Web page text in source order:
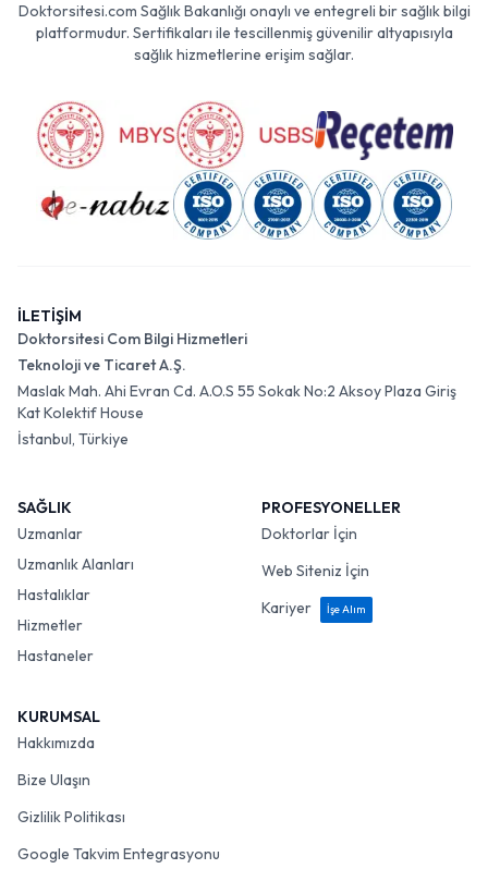
Doktorsitesi.com Sağlık Bakanlığı onaylı ve entegreli bir sağlık bilgi
platformudur. Sertifikaları ile tescillenmiş güvenilir altyapısıyla
sağlık hizmetlerine erişim sağlar.
İLETİŞİM
Doktorsitesi Com Bilgi Hizmetleri
Teknoloji ve Ticaret A.Ş.
Maslak Mah. Ahi Evran Cd. A.O.S 55 Sokak No:2 Aksoy Plaza Giriş
Kat Kolektif House
İstanbul, Türkiye
SAĞLIK
Uzmanlar
Uzmanlık Alanları
Hastalıklar
Hizmetler
Hastaneler
PROFESYONELLER
Doktorlar İçin
Web Siteniz İçin
Kariyer
İşe Alım
KURUMSAL
Hakkımızda
Bize Ulaşın
Gizlilik Politikası
Google Takvim Entegrasyonu